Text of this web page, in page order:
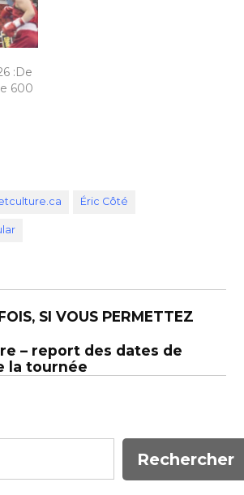
:De
600
Éric Côté
SI VOUS PERMETTEZ
– report des dates de
la tournée
Rechercher